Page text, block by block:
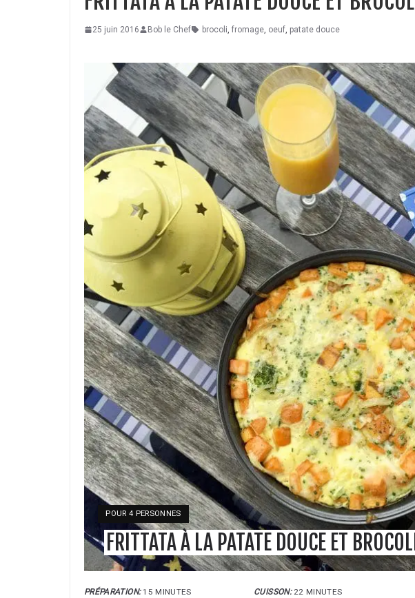
25 juin 2016 Bob le Chef brocoli, fromage, oeuf, patate douce
YIELD:
POUR 4 PERSONNES
FRITTATA À LA PATATE DOUCE ET BROCOLI
PRÉPARATION: 15 MINUTES CUISSON: 22 MINUTES